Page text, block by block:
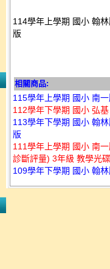
114學年上學期 國小 翰
版
相關商品:
115學年上學期 國小 南
112學年下學期 國小 弘
113學年下學期 國小 翰
版
111學年上學期 國小 南
診斷評量) 3年級 教學光
109學年下學期 國小 翰